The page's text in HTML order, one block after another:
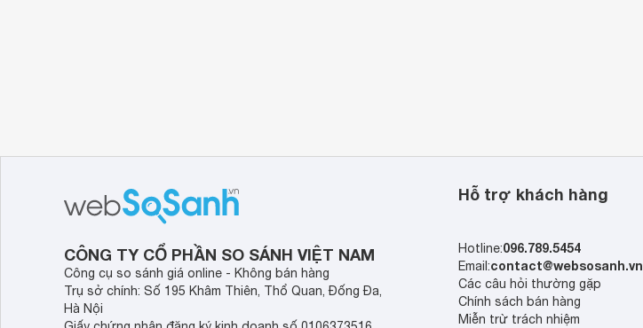
CÔNG TY CỔ PHẦN SO SÁNH VIỆT NAM
Công cụ so sánh giá online - Không bán hàng
Trụ sở chính: Số 195 Khâm Thiên, Thổ Quan, Đống Đa,
Hà Nội
Hỗ trợ khách hàng
Hotline:096.789.5454
Email:contact@websosanh.vn
Các câu hỏi thường gặp
Chính sách bán hàng
Miễn trừ trách nhiệm